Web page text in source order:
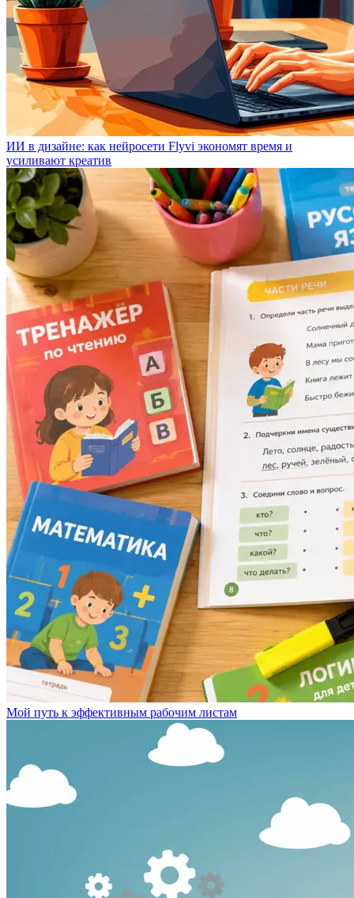
ИИ в дизайне: как нейросети Flyvi экономят время и
усиливают креатив
Мой путь к эффективным рабочим листам